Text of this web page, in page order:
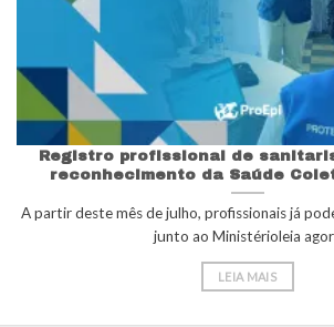
Registro profissional de
reconhecimento da Saúde
A partir deste mês de julho, profissionais já
junto ao Ministérioleia
LEIA MAIS